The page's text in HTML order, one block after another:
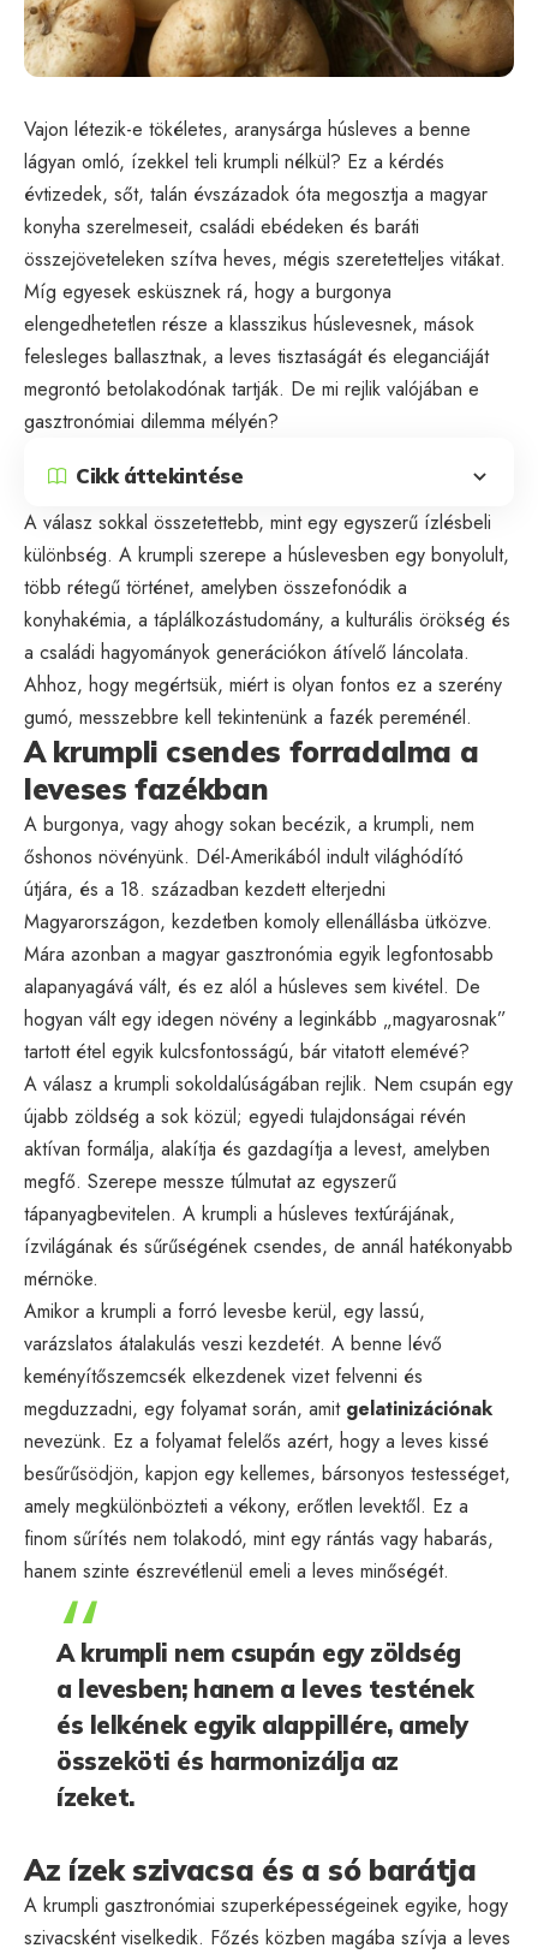
Vajon létezik-e tökéletes, aranysárga húsleves a benne
lágyan omló, ízekkel teli krumpli nélkül? Ez a kérdés
évtizedek, sőt, talán évszázadok óta megosztja a magyar
konyha szerelmeseit, családi ebédeken és baráti
összejöveteleken szítva heves, mégis szeretetteljes vitákat.
Míg egyesek esküsznek rá, hogy a burgonya
elengedhetetlen része a klasszikus húslevesnek, mások
felesleges ballasztnak, a leves tisztaságát és eleganciáját
megrontó betolakodónak tartják. De mi rejlik valójában e
gasztronómiai dilemma mélyén?
Cikk áttekintése
A válasz sokkal összetettebb, mint egy egyszerű ízlésbeli
különbség. A krumpli szerepe a húslevesben egy bonyolult,
több rétegű történet, amelyben összefonódik a
konyhakémia, a táplálkozástudomány, a kulturális örökség és
a családi hagyományok generációkon átívelő láncolata.
Ahhoz, hogy megértsük, miért is olyan fontos ez a szerény
gumó, messzebbre kell tekintenünk a fazék pereménél.
A krumpli csendes forradalma a
leveses fazékban
A burgonya, vagy ahogy sokan becézik, a krumpli, nem
őshonos növényünk. Dél-Amerikából indult világhódító
útjára, és a 18. században kezdett elterjedni
Magyarországon, kezdetben komoly ellenállásba ütközve.
Mára azonban a magyar gasztronómia egyik legfontosabb
alapanyagává vált, és ez alól a húsleves sem kivétel. De
hogyan vált egy idegen növény a leginkább „magyarosnak”
tartott étel egyik kulcsfontosságú, bár vitatott elemévé?
A válasz a krumpli sokoldalúságában rejlik. Nem csupán egy
újabb zöldség a sok közül; egyedi tulajdonságai révén
aktívan formálja, alakítja és gazdagítja a levest, amelyben
megfő. Szerepe messze túlmutat az egyszerű
tápanyagbevitelen. A krumpli a húsleves textúrájának,
ízvilágának és sűrűségének csendes, de annál hatékonyabb
mérnöke.
Amikor a krumpli a forró levesbe kerül, egy lassú,
varázslatos átalakulás veszi kezdetét. A benne lévő
keményítőszemcsék elkezdenek vizet felvenni és
megduzzadni, egy folyamat során, amit gelatinizációnak
nevezünk. Ez a folyamat felelős azért, hogy a leves kissé
besűrűsödjön, kapjon egy kellemes, bársonyos testességet,
amely megkülönbözteti a vékony, erőtlen levektől. Ez a
finom sűrítés nem tolakodó, mint egy rántás vagy habarás,
hanem szinte észrevétlenül emeli a leves minőségét.
A krumpli nem csupán egy zöldség
a levesben; hanem a leves testének
és lelkének egyik alappillére, amely
összeköti és harmonizálja az
ízeket.
Az ízek szivacsa és a só barátja
A krumpli gasztronómiai szuperképességeinek egyike, hogy
szivacsként viselkedik. Főzés közben magába szívja a leves